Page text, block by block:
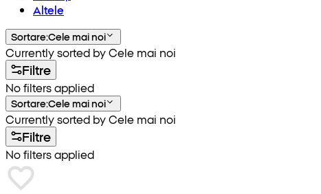
Altele
Sortare:Cele mai noi
Currently sorted by Cele mai noi
Filtre
No filters applied
Sortare:Cele mai noi
Currently sorted by Cele mai noi
Filtre
No filters applied